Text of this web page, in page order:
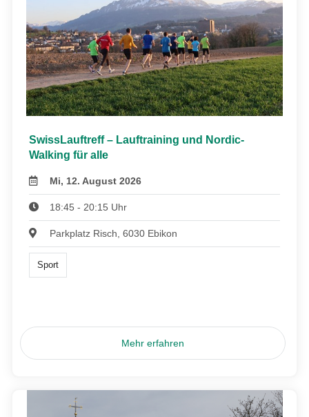
SwissLauftreff – Lauftraining und Nordic-
Walking für alle
Mi, 12. August 2026
18:45 - 20:15 Uhr
Parkplatz Risch, 6030 Ebikon
Sport
Mehr erfahren